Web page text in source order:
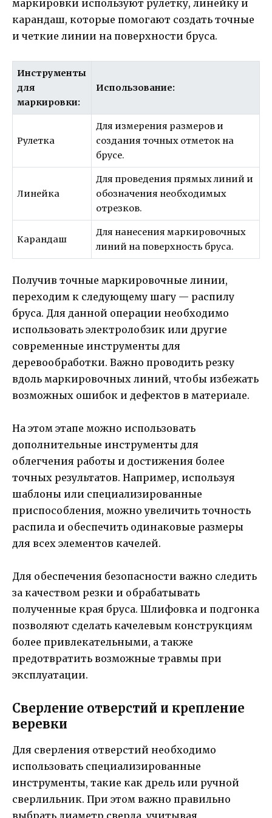
маркировки используют рулетку, линейку и
карандаш, которые помогают создать точные
и четкие линии на поверхности бруса.
Инструменты
для
маркировки:
Использование:
Рулетка
Для измерения размеров и
создания точных отметок на
брусе.
Линейка
Для проведения прямых линий и
обозначения необходимых
отрезков.
Карандаш
Для нанесения маркировочных
линий на поверхность бруса.
Получив точные маркировочные линии,
переходим к следующему шагу — распилу
бруса. Для данной операции необходимо
использовать электролобзик или другие
современные инструменты для
деревообработки. Важно проводить резку
вдоль маркировочных линий, чтобы избежать
возможных ошибок и дефектов в материале.
На этом этапе можно использовать
дополнительные инструменты для
облегчения работы и достижения более
точных результатов. Например, используя
шаблоны или специализированные
приспособления, можно увеличить точность
распила и обеспечить одинаковые размеры
для всех элементов качелей.
Для обеспечения безопасности важно следить
за качеством резки и обрабатывать
полученные края бруса. Шлифовка и подгонка
позволяют сделать качелевым конструкциям
более привлекательными, а также
предотвратить возможные травмы при
эксплуатации.
Сверление отверстий и крепление
веревки
Для сверления отверстий необходимо
использовать специализированные
инструменты, такие как дрель или ручной
сверлильник. При этом важно правильно
выбрать диаметр сверла, учитывая